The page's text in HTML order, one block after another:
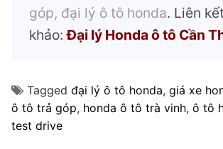
góp, đại lý ô tô honda. Liên
khảo:Đại lý Honda ô tô Cần
Tagged đại lý ô tô honda, giá xe
ô tô trả góp, honda ô tô trà vinh, ô tô
test drive